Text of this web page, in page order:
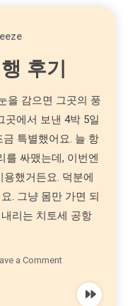
후기
을 감으면 그곳의 풍
곳에서 보낸 4박 5일
특별했어요. 늘 항
를 싸맸는데, 이번엔
했거든요. 덕분에
. 그냥 몸만 가면 되
리는 치토세 공항
a Comment